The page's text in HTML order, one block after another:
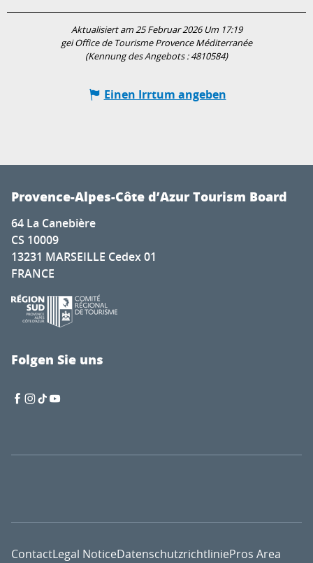
Aktualisiert am 25 Februar 2026 Um 17:19
gei Office de Tourisme Provence Méditerranée
(Kennung des Angebots :4810584)
Einen Irrtum angeben
Provence-Alpes-Côte d’Azur Tourism Board
64 La Canebière
CS 10009
13231 MARSEILLE Cedex 01
FRANCE
Folgen Sie uns
ContactLegal NoticeDatenschutzrichtliniePros Area